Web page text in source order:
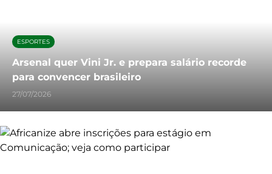
ESPORTES
Arsenal quer Vini Jr. e prepara salário recorde
para convencer brasileiro
27/07/2026